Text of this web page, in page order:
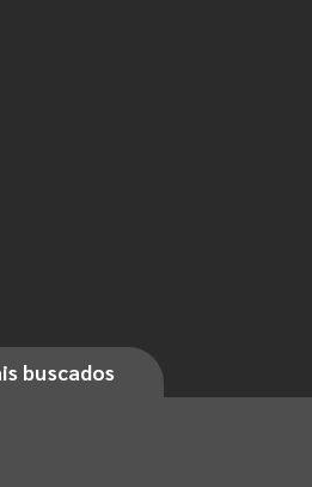
buscados